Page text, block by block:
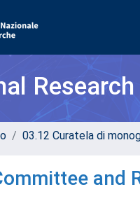
03.12 Curatela di
and